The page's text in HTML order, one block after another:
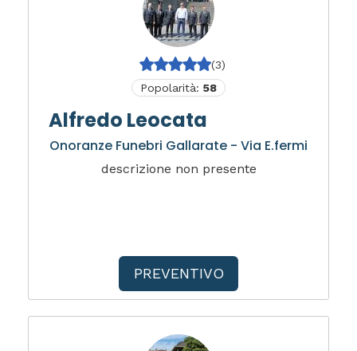
(3)
Popolarità: 58
Alfredo Leocata
Onoranze Funebri Gallarate - Via E.fermi
descrizione non presente
PREVENTIVO